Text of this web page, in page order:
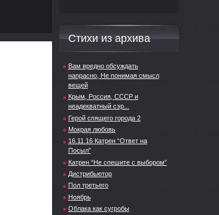
Стихи из архива
Вам вредно обсуждать
напрасно, Не понимая смысл
вещей
Крым, Россия, СССР и
неадекватный сэр...
Герой спящего города 2
Мокрая любовь
16.11.16 Катрен “Ответ на
Посыл”
Катрен “Не спешите с выбором”
Дистрибьютор
Пол третьего
Ноябрь
Облака как сугробы